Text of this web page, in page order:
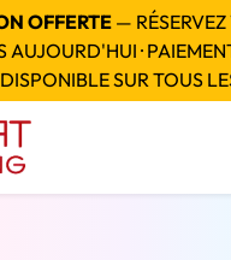
OFFERTE— RÉSERVEZ
AUJOURD'HUI ·
SUR TOUS